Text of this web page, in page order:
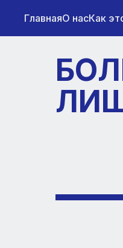
ГлавнаяО насКак